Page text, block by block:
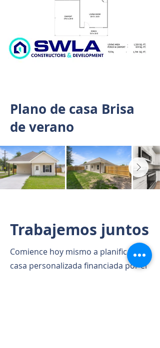
Plano de casa Brisa
de verano
Trabajemos juntos
Comience hoy mismo a planificar su
casa personalizada financiada por el